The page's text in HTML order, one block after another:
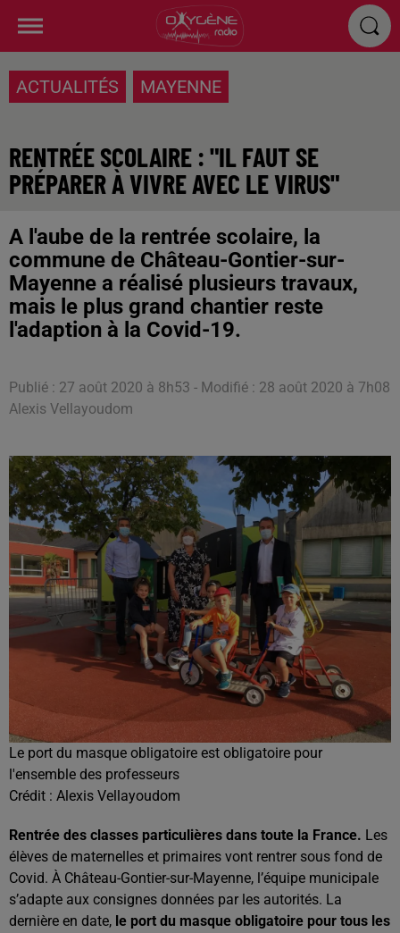
ACTUALITÉS MAYENNE
RENTRÉE SCOLAIRE : "IL FAUT SE
PRÉPARER À VIVRE AVEC LE VIRUS"
A l'aube de la rentrée scolaire, la
commune de Château-Gontier-sur-
Mayenne a réalisé plusieurs travaux,
mais le plus grand chantier reste
l'adaption à la Covid-19.
Publié : 27 août 2020 à 8h53 - Modifié : 28 août 2020 à 7h08
Alexis Vellayoudom
Le port du masque obligatoire est obligatoire pour
l'ensemble des professeurs
Crédit : Alexis Vellayoudom
Rentrée des classes particulières dans toute la France. Les
élèves de maternelles et primaires vont rentrer sous fond de
Covid. À Château-Gontier-sur-Mayenne, l’équipe municipale
s’adapte aux consignes données par les autorités. La
dernière en date, le port du masque obligatoire pour tous les